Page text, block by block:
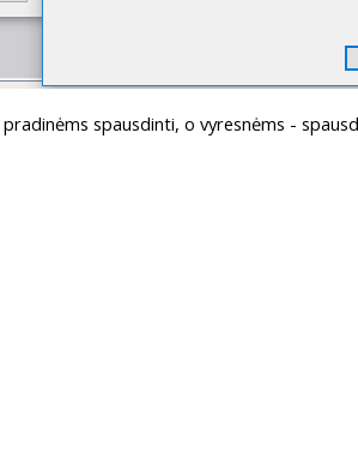
spausdinti, o vyresnėms -